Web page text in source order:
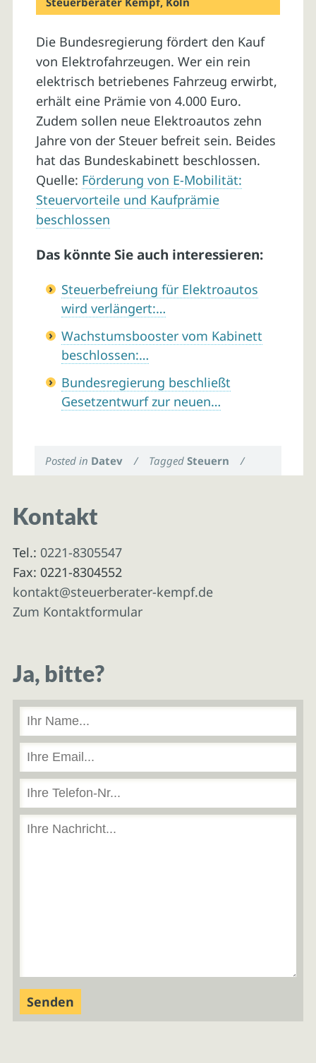
Die Bundesregierung fördert den Kauf
von Elektrofahrzeugen. Wer ein rein
elektrisch betriebenes Fahrzeug erwirbt,
erhält eine Prämie von 4.000 Euro.
Zudem sollen neue Elektroautos zehn
Jahre von der Steuer befreit sein. Beides
hat das Bundeskabinett beschlossen.
Quelle: Förderung von E-Mobilität:
Steuervorteile und Kaufprämie
beschlossen
Das könnte Sie auch interessieren:
Steuerbefreiung für Elektroautos
wird verlängert:…
Wachstumsbooster vom Kabinett
beschlossen:…
Bundesregierung beschließt
Gesetzentwurf zur neuen…
Posted in Datev / TaggedSteuern /
Kontakt
Tel.: 0221-8305547
Fax: 0221-8304552
kontakt@steuerberater-kempf.de
Zum Kontaktformular
Ja, bitte?